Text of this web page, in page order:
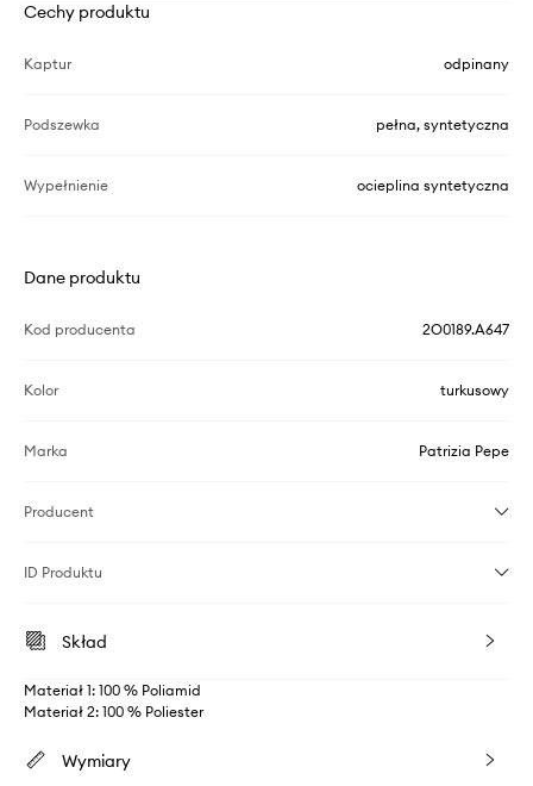
Cechy produktu
Kaptur odpinany
Podszewka pełna, syntetyczna
Wypełnienie ocieplina syntetyczna
Dane produktu
Kod producenta 2O0189.A647
Kolor turkusowy
Marka Patrizia Pepe
Producent
ID Produktu
Skład
Materiał 1: 100 % Poliamid
Materiał 2: 100 % Poliester
Wymiary